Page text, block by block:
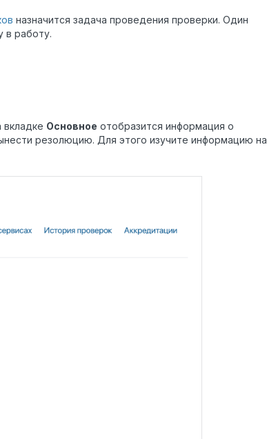
назначится задача проведения проверки. Один
в работу.
вкладке Основное отобразится информация о
резолюцию. Для этого изучите информацию на